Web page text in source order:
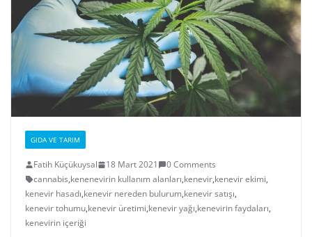
GIDA VE TARIM
Fatih Küçükuysal 18 Mart 2021
0 Comments
cannabis,kenenevirin kullanım alanları,kenevir,kenevir ekimi,
kenevir hasadı,kenevir nereden bulurum,kenevir satışı,
kenevir tohumu,kenevir üretimi,kenevir yağı,kenevirin faydaları,
kenevirin içeriği